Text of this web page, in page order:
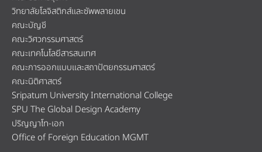
วิทยาลัยโลจิสติกส์และซัพพลายเชน
คณะบัญชี
คณะวิศวกรรมศาสตร์
คณะเทคโนโลยีสารสนเทศ
คณะการออกแบบและสถาปัตยกรรมศาสตร์
คณะนิติศาสตร์
Sripatum University International College
SPU The Global Design Academy
ปริญญาโท-เอก
Office of Foreign Education MGMT